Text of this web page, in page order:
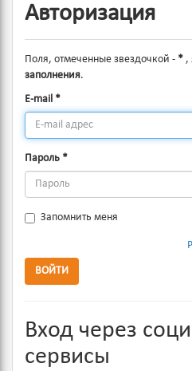
Авторизация
Поля, отмеченные звездочкой - * ,
заполнения.
E-mail *
Пароль *
Запомнить меня
ВОЙТИ
Вход через
сервисы